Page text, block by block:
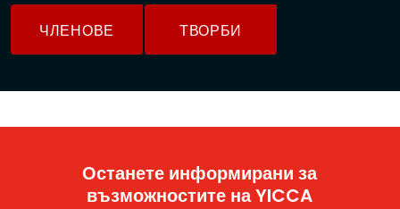
ЧЛЕНОВЕ ТВОРБИ
Останете информирани за
възможностите на YICCA